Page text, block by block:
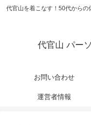
代官山を着こなす！50代から
代官山 パー
お問い合わせ
運営者情報